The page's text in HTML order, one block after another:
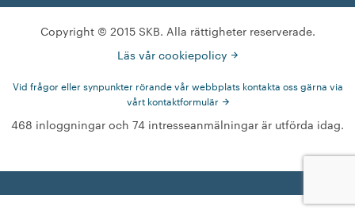
Copyright © 2015 SKB. Alla rättigheter reserverade.
Läs vår cookiepolicy
Vid frågor eller synpunkter rörande vår webbplats kontakta oss gärna via
vårt kontaktformulär
468 inloggningar och 74 intresseanmälningar är utförda idag.